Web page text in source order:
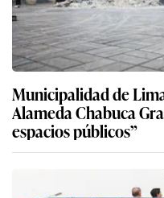
Municipalidad de
Alameda Chabuca
espacios públicos”